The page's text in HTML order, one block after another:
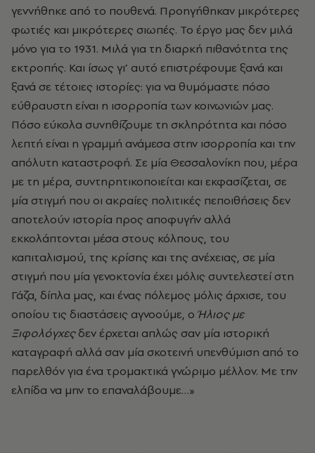
γεννήθηκε από το πουθενά. Προηγήθηκαν μικρότερες
φωτιές και μικρότερες σιωπές. Το έργο μας δεν μιλά
μόνο για το 1931. Μιλά για τη διαρκή πιθανότητα της
εκτροπής. Και ίσως γι’ αυτό επιστρέφουμε ξανά και
ξανά σε τέτοιες ιστορίες: για να θυμόμαστε πόσο
εύθραυστη είναι η ισορροπία των κοινωνιών μας.
Πόσο εύκολα συνηθίζουμε τη σκληρότητα και πόσο
λεπτή είναι η γραμμή ανάμεσα στην ισορροπία και την
απόλυτη καταστροφή. Σε μία Θεσσαλονίκη που, μέρα
με τη μέρα, συντηρητικοποιείται και εκφασίζεται, σε
μία στιγμή που οι ακραίες πολιτικές πεποιθήσεις δεν
αποτελούν ιστορία προς αποφυγήν αλλά
εκκολάπτονται μέσα στους κόλπους, του
καπιταλισμού, της κρίσης και της ανέχειας, σε μία
στιγμή που μία γενοκτονία έχει μόλις συντελεστεί στη
Γάζα, δίπλα μας, και ένας πόλεμος μόλις άρχισε, του
οποίου τις διαστάσεις αγνοούμε, ο Ήλιος με
Ξιφολόγχεςδεν έρχεται απλώς σαν μία ιστορική
καταγραφή αλλά σαν μία σκοτεινή υπενθύμιση από το
παρελθόν για ένα τρομακτικά γνώριμο μέλλον. Με την
ελπίδα να μην το επαναλάβουμε…»